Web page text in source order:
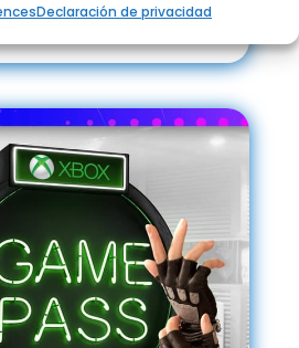
Declaración de privacidad
Switch